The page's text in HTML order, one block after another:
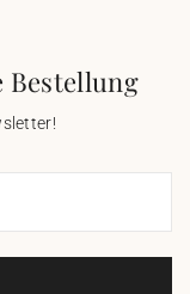
Bestellung